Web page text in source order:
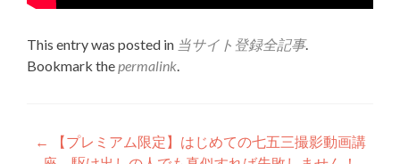
This entry was posted in 当サイト登録全記事.
Bookmark thepermalink.
Post
←
【プレミアム限定】はじめての七五三撮影動画講